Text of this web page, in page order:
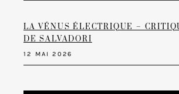
LA VÉNUS ÉLECTRIQUE –
DE SALVADORI
12 MAI 2026